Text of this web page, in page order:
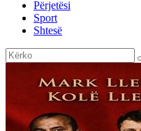
Përjetësi
Sport
Shtesë